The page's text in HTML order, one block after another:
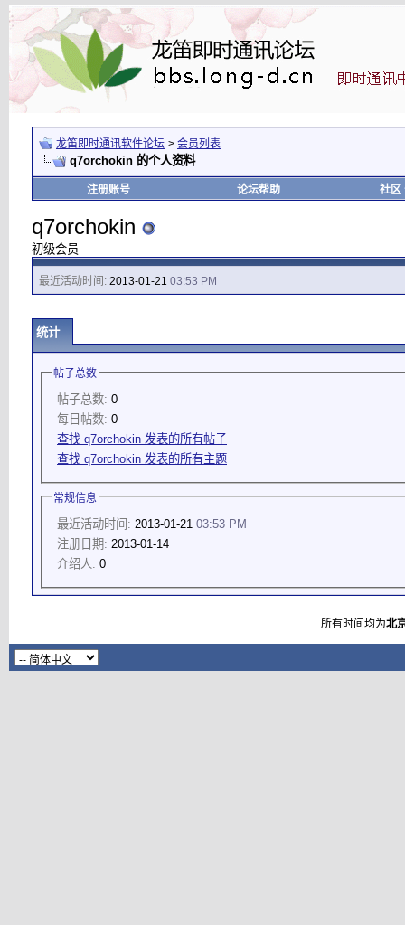
龙笛即时通讯软件论坛 > 会员列表
q7orchokin 的个人资料
注册账号 论坛帮助 社区
q7orchokin
初级会员
最近活动时间: 2013-01-21 03:53 PM
统计
帖子总数
帖子总数: 0
每日帖数: 0
查找 q7orchokin 发表的所有帖子
查找 q7orchokin 发表的所有主题
常规信息
最近活动时间: 2013-01-21 03:53 PM
注册日期: 2013-01-14
介绍人: 0
所有时间均为北